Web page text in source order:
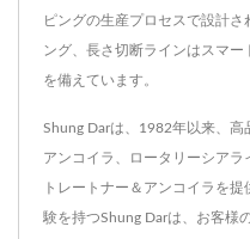
ピングの生産プロセスで設計
ング、長さ切断ラインはスマ
を備えています。
Shung Darは、1982年以来、
アンコイラ、ロータリーシア
トレートナー＆アンコイラを
験を持つShung Darは、お客様